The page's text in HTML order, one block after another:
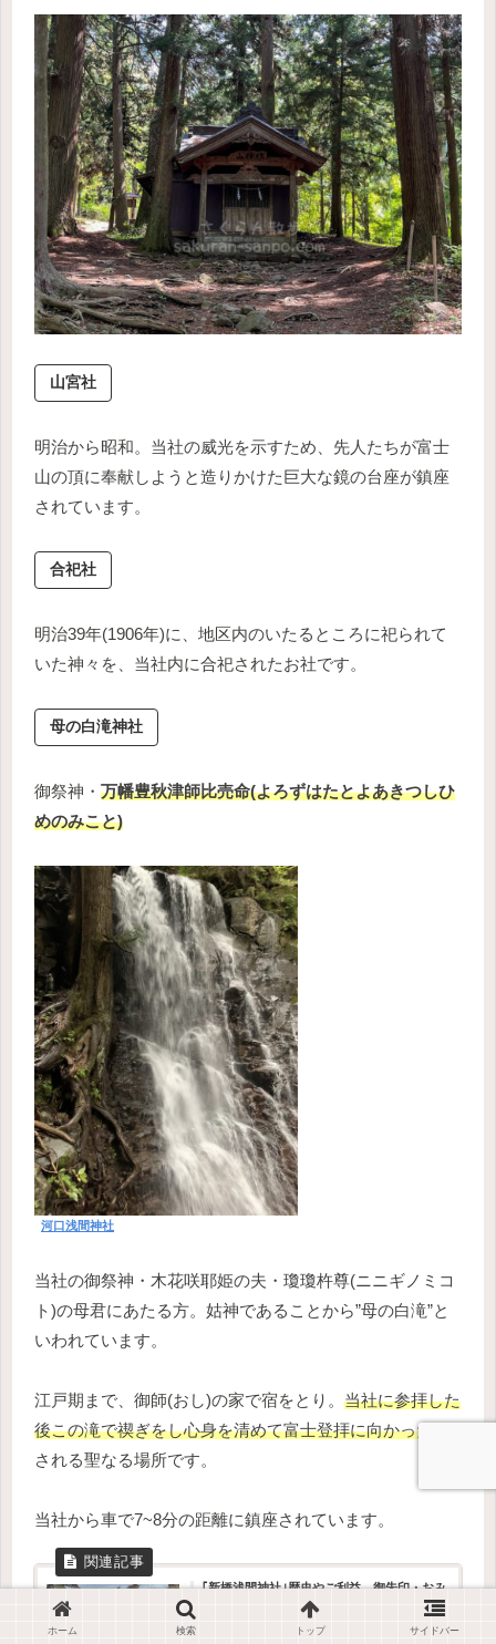
山宮社
明治から昭和。当社の威光を示すため、先人たちが富士
山の頂に奉献しようと造りかけた巨大な鏡の台座が鎮座
されています。
合祀社
明治39年(1906年)に、地区内のいたるところに祀られて
いた神々を、当社内に合祀されたお社です。
母の白滝神社
御祭神・ 万幡豊秋津師比売命(よろずはたとよあきつしひ
めのみこと)
河口浅間神社
当社の御祭神・木花咲耶姫の夫・瓊瓊杵尊(ニニギノミコ
ト)の母君にあたる方。姑神であることから”母の白滝”と
いわれています。
江戸期まで、御師(おし)の家で宿をとり。 当社に参拝した
後この滝で禊ぎをし心身を清めて富士登拝に向かった
される聖なる場所です。
当社から車で7~8分の距離に鎮座されています。
｢新橋浅間神社｣歴史やご利益、御朱印・おみ
くじの種類や値段、境内の様子やアクセス方
さくらんこんにちは！さくらん散歩のさくらんです。
ホーム 検索 トップ サイドバー